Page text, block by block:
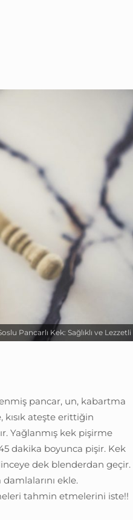
Pancarlı Kek: Sağlıklı ve Lezzetli
pancar, un, kabartma
ateşte erittiğin
Yağlanmış kek pişirme
45 dakika boyunca pişir. Kek
dek blenderdan geçir.
ekle.
tahmin etmelerini iste!!